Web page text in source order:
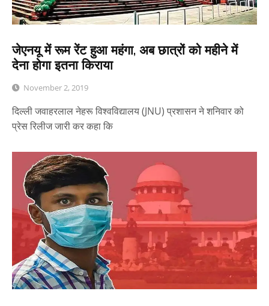
जेएनयू में रूम रेंट हुआ महंगा, अब छात्रों को महीने में
देना होगा इतना किराया
November 2, 2019
दिल्ली जवाहरलाल नेहरू विश्वविद्यालय (JNU) प्रशासन ने शनिवार को
प्रेस रिलीज जारी कर कहा कि